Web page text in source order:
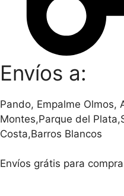
Envíos a:
Pando, Empalme Olmos,
Montes,Parque del
Costa,Barros Blancos
Envíos grátis para